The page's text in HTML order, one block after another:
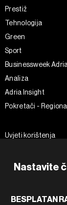
Nastavite
BESPLATAN
Prestiž
Tehnologija
Green
Sport
Businessweek
Analiza
Adria Insight
Pokretači -
Uvjeti korištenja
Politika kolačića